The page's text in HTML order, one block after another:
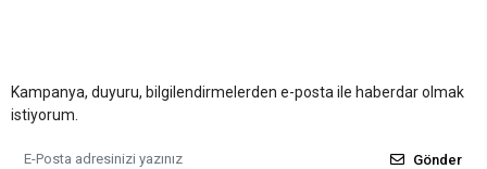
Kampanya, duyuru, bilgilendirmelerden e-posta ile haberdar olmak
istiyorum.
Gönder